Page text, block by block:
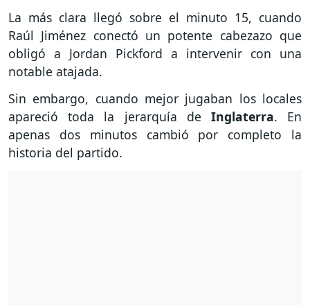
La más clara llegó sobre el minuto 15, cuando
Raúl Jiménez conectó un potente cabezazo que
obligó a Jordan Pickford a intervenir con una
notable atajada.
Sin embargo, cuando mejor jugaban los locales
apareció toda la jerarquía de Inglaterra. En
apenas dos minutos cambió por completo la
historia del partido.